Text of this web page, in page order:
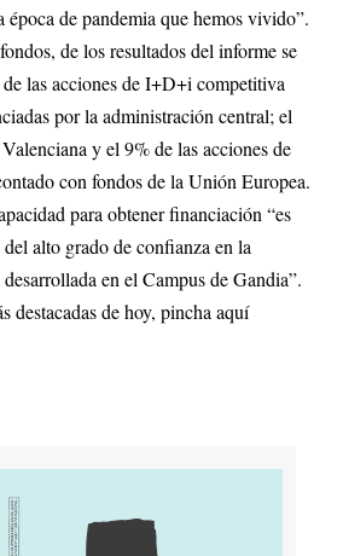
época de pandemia que hemos vivido”.
de los resultados del informe se
las acciones de I+D+i competitiva
por la administración central; el
y el 9% de las acciones de
con fondos de la Unión Europea.
para obtener financiación “es
alto grado de confianza en la
en el Campus de Gandia”.
destacadas de hoy, pincha aquí